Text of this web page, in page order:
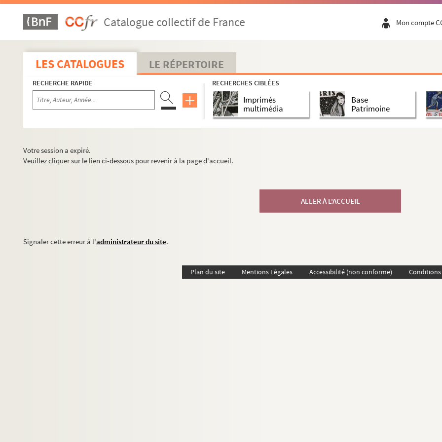
Catalogue collectif de France Mon compte
LES CATALOGUES LE RÉPERTOIRE
RECHERCHE RAPIDE RECHERCHES CIBLÉES
Imprimés
multimédia
Base
Patrimoine
Votre session a expiré.
Veuillez cliquer sur le lien ci-dessous pour revenir à la page d'accueil.
ALLER À L'ACCUEIL
Signaler cette erreur à l'administrateur du site.
Plan du site Mentions Légales Accessibilité (non conforme)